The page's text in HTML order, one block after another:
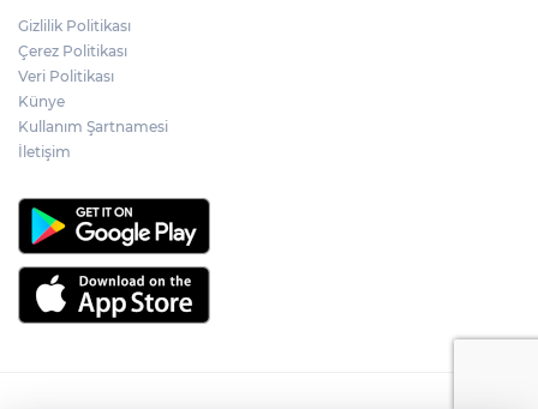
Gizlilik Politikası
Çerez Politikası
Veri Politikası
Künye
Kullanım Şartnamesi
İletişim